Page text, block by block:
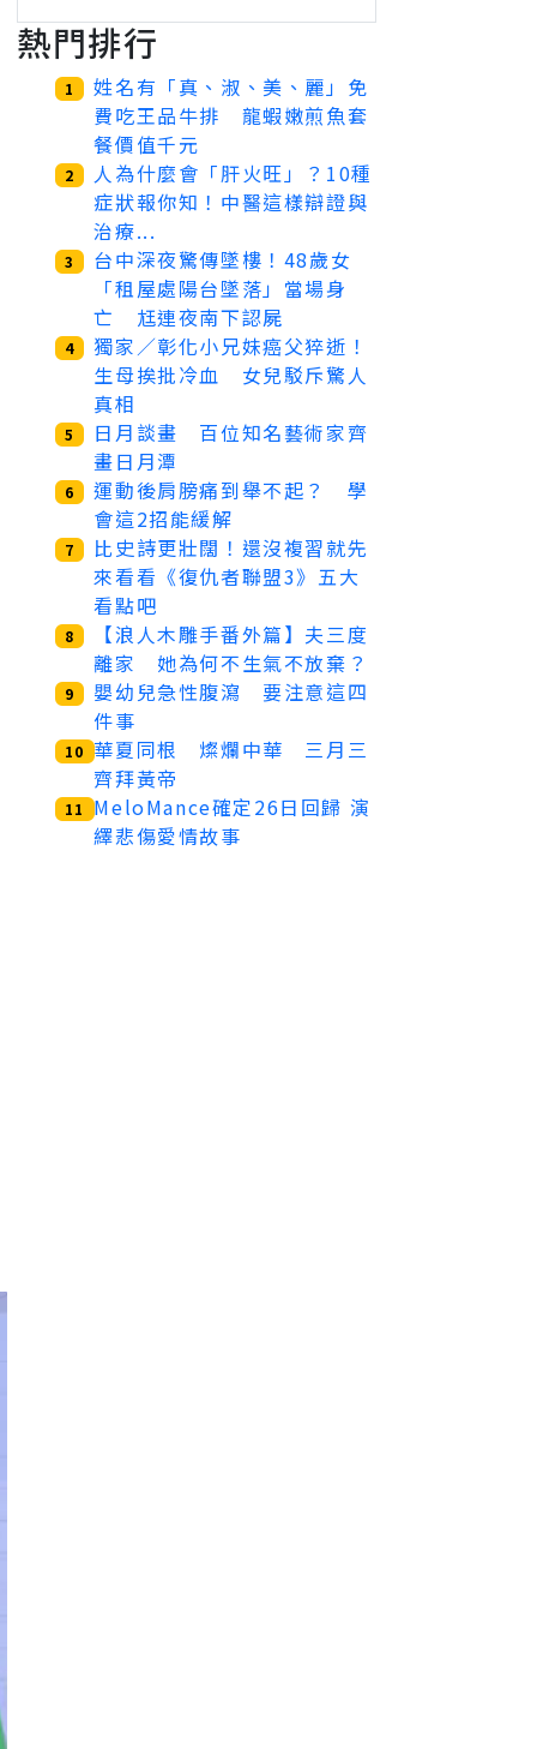
熱門排行
1
姓名有「真、淑、美、麗」免
費吃王品牛排 龍蝦嫩煎魚套
餐價值千元
2
人為什麼會「肝火旺」？10種
症狀報你知！中醫這樣辯證與
治療...
3
台中深夜驚傳墜樓！48歲女
「租屋處陽台墜落」當場身
亡 尪連夜南下認屍
4
獨家／彰化小兄妹癌父猝逝！
生母挨批冷血 女兒駁斥驚人
真相
5
日月談畫 百位知名藝術家齊
畫日月潭
6
運動後肩膀痛到舉不起？ 學
會這2招能緩解
7
比史詩更壯闊！還沒複習就先
來看看《復仇者聯盟3》五大
看點吧
8
【浪人木雕手番外篇】夫三度
離家 她為何不生氣不放棄？
9
嬰幼兒急性腹瀉 要注意這四
件事
10 華夏同根 燦爛中華 三月三
齊拜黃帝
11
MeloMance確定26日回歸 演
繹悲傷愛情故事